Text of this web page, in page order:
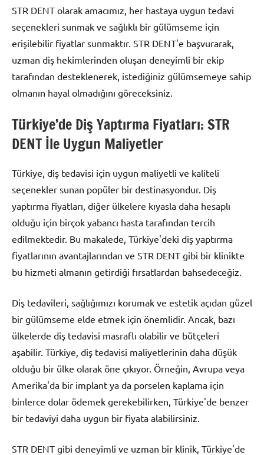
STR DENT olarak amacımız, her hastaya uygun tedavi
seçenekleri sunmak ve sağlıklı bir gülümseme için
erişilebilir fiyatlar sunmaktır. STR DENT'e başvurarak,
uzman diş hekimlerinden oluşan deneyimli bir ekip
tarafından desteklenerek, istediğiniz gülümsemeye sahip
olmanın hayal olmadığını göreceksiniz.
Türkiye’de Diş Yaptırma Fiyatları: STR
DENT İle Uygun Maliyetler
Türkiye, diş tedavisi için uygun maliyetli ve kaliteli
seçenekler sunan popüler bir destinasyondur. Diş
yaptırma fiyatları, diğer ülkelere kıyasla daha hesaplı
olduğu için birçok yabancı hasta tarafından tercih
edilmektedir. Bu makalede, Türkiye'deki diş yaptırma
fiyatlarının avantajlarından ve STR DENT gibi bir klinikte
bu hizmeti almanın getirdiği fırsatlardan bahsedeceğiz.
Diş tedavileri, sağlığımızı korumak ve estetik açıdan güzel
bir gülümseme elde etmek için önemlidir. Ancak, bazı
ülkelerde diş tedavisi masraflı olabilir ve bütçeleri
aşabilir. Türkiye, diş tedavisi maliyetlerinin daha düşük
olduğu bir ülke olarak öne çıkıyor. Örneğin, Avrupa veya
Amerika'da bir implant ya da porselen kaplama için
binlerce dolar ödemek gerekebilirken, Türkiye'de benzer
bir tedaviyi daha uygun bir fiyata alabilirsiniz.
STR DENT gibi deneyimli ve uzman bir klinik, Türkiye'de